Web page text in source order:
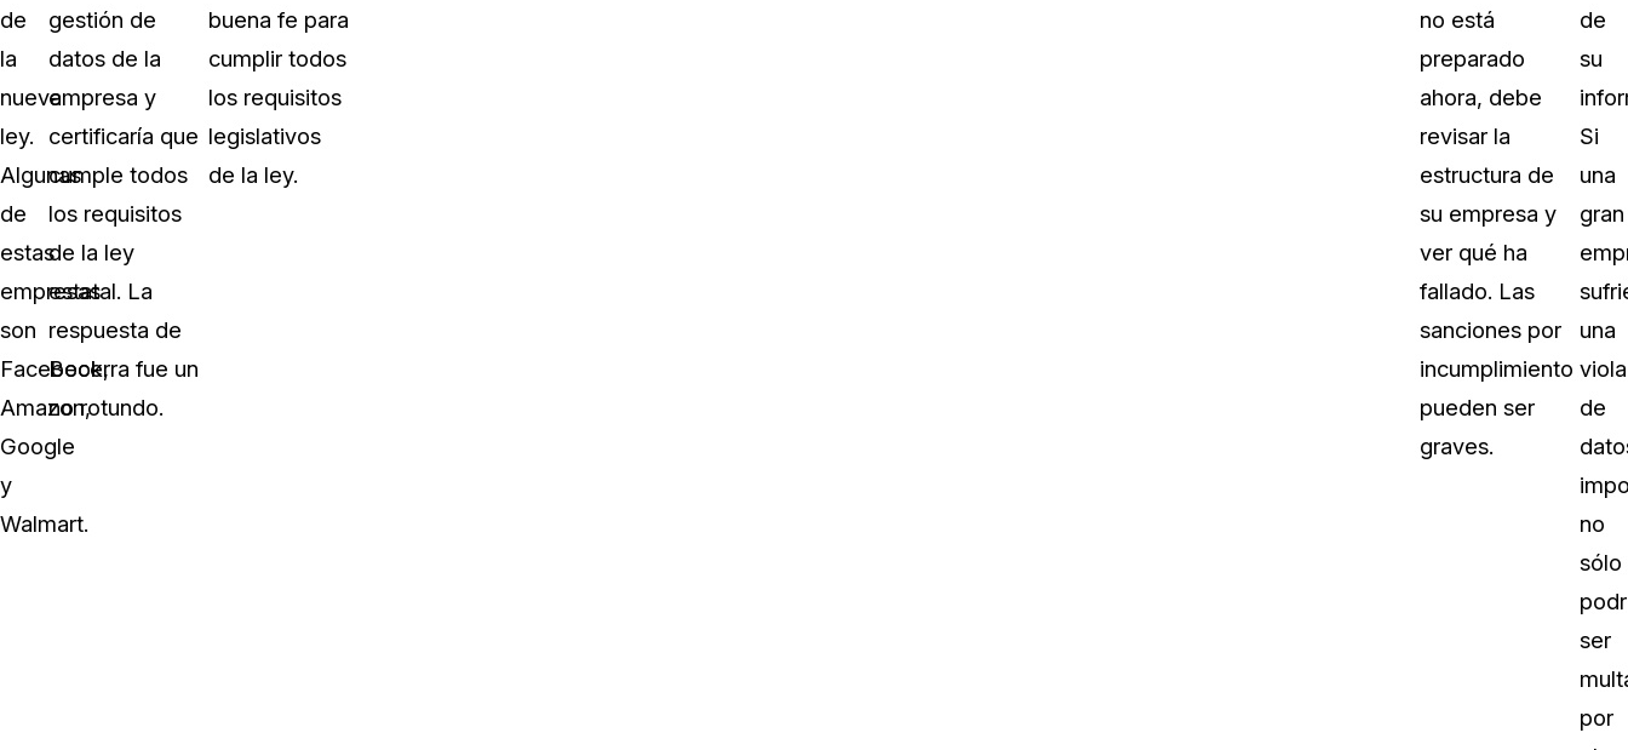
de
la
nueva
ley.
Algunas
de
estas
empresas
son
Facebook,
Amazon,
Google
y
Walmart.
gestión de
datos de la
empresa y
certificaría que
cumple todos
los requisitos
de la ley
estatal. La
respuesta de
Becerra fue un
no rotundo.
buena fe para
cumplir todos
los requisitos
legislativos
de la ley.
no está
preparado
ahora, debe
revisar la
estructura de
su empresa y
ver qué ha
fallado. Las
sanciones por
incumplimiento
pueden ser
graves.
de
su
Si
una
gran
una
de
no
sólo
ser
por